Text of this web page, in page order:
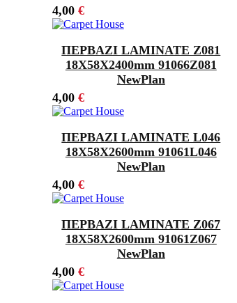
4,00 €
ΠΕΡΒΑΖΙ LAMINATE Z081
18Χ58X2400mm 91066Z081
NewPlan
4,00 €
ΠΕΡΒΑΖΙ LAMINATE L046
18Χ58X2600mm 91061L046
NewPlan
4,00 €
ΠΕΡΒΑΖΙ LAMINATE Z067
18Χ58X2600mm 91061Z067
NewPlan
4,00 €